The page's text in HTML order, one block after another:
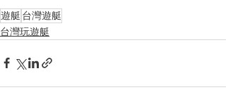
遊艇 台灣遊艇
台灣玩遊艇